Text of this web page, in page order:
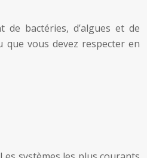
bactéries, d’algues et de
que vous devez respecter en